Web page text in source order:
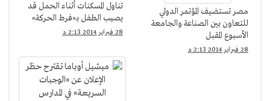
مصر تستضيف المؤتمر الدولي
للتعاون بين الصناعة والجامعة
الأسبوع المقبل
28 فبراير 2014 2:13 م
تناول المسكنات أثناء الحمل قد
يصيب الطفل بـ«فرط الحركة»
28 فبراير 2014 2:13 م